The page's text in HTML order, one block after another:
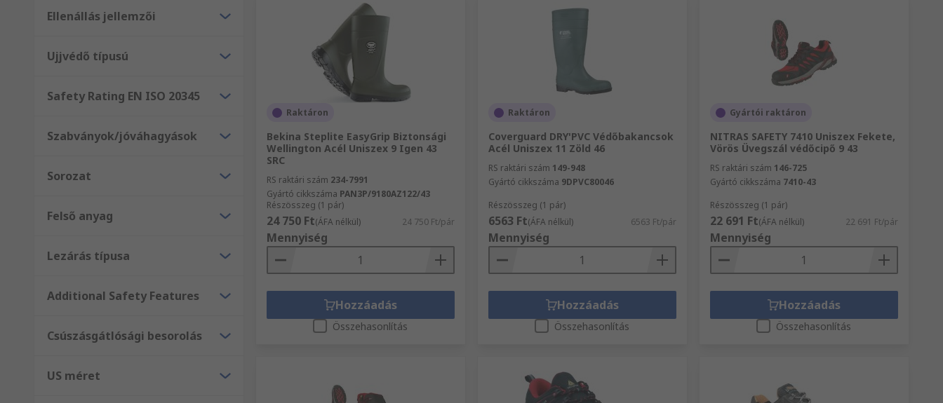
Ellenállás jellemzői
Ujjvédő típusú
Safety Rating EN ISO 20345
Szabványok/jóváhagyások
Sorozat
Felső anyag
Lezárás típusa
Additional Safety Features
Csúszásgátlósági besorolás
US méret
Raktáron
Bekina Steplite EasyGrip Biztonsági
Wellington Acél Uniszex 9 Igen 43
SRC
RS raktári szám 234-7991
Gyártó cikkszáma PAN3P/9180AZ122/43
Részösszeg (1 pár)
24 750 Ft(ÁFA nélkül) 24 750 Ft/pár
Mennyiség
Hozzáadás
Összehasonlítás
Raktáron
Coverguard DRY'PVC Védőbakancsok
Acél Uniszex 11 Zöld 46
RS raktári szám 149-948
Gyártó cikkszáma 9DPVC80046
Részösszeg (1 pár)
6563 Ft(ÁFA nélkül) 6563 Ft/pár
Mennyiség
Hozzáadás
Összehasonlítás
Gyártói raktáron
NITRAS SAFETY 7410 Uniszex Fekete,
Vörös Üvegszál védőcipő 9 43
RS raktári szám 146-725
Gyártó cikkszáma 7410-43
Részösszeg (1 pár)
22 691 Ft(ÁFA nélkül) 22 691 Ft/pár
Mennyiség
Hozzáadás
Összehasonlítás